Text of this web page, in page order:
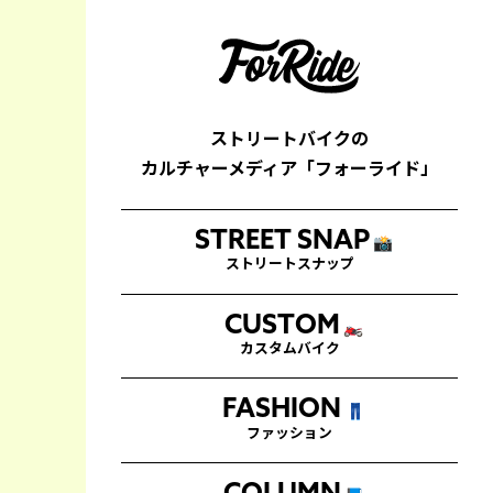
ストリートバイクの
カルチャーメディア「フォーライド」
STREET SNAP 📸
ストリートスナップ
CUSTOM 🏍
カスタムバイク
FASHION 👖
ファッション